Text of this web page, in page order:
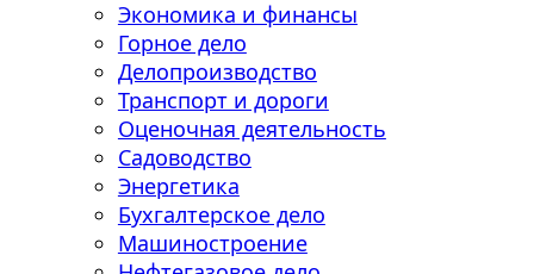
Экономика и финансы
Горное дело
Делопроизводство
Транспорт и дороги
Оценочная деятельность
Садоводство
Энергетика
Бухгалтерское дело
Машиностроение